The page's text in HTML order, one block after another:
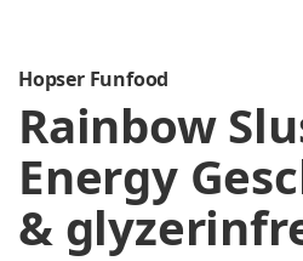
Hopser Funfood
Rainbow
Energy
&